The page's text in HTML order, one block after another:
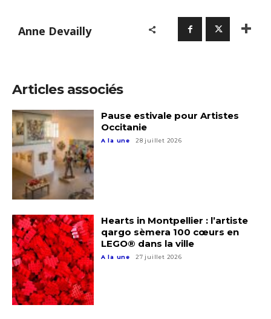
Adresse email*
Nom
Prénom
Adresse email*
Anne Devailly
Articles associés
Pause estivale pour Artistes
Occitanie
A la une 28 juillet 2026
Hearts in Montpellier : l’artiste
qargo sèmera 100 cœurs en
LEGO® dans la ville
A la une 27 juillet 2026